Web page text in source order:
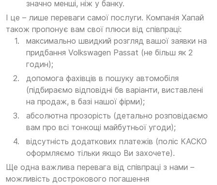
значно менші, ніж у банку.
І це – лише переваги самої послуги. Компанія Хапай
також пропонує вам свої плюси від співпраці:
максимально швидкий розгляд вашої заявки на
придбання Volkswagen Passat (не більш як 2
годин);
допомога фахівців в пошуку автомобіля
(підбираємо відповідні бв варіанти, виставлені
на продаж, в базі нашої фірми);
абсолютна прозорість (детально розповідаємо
вам про всі тонкощі майбутньої угоди);
відсутність додаткових платежів (поліс КАСКО
оформляємо тільки якщо Ви захочете).
Ще одна важлива перевага від співпраці з нами –
можливість дострокового погашення